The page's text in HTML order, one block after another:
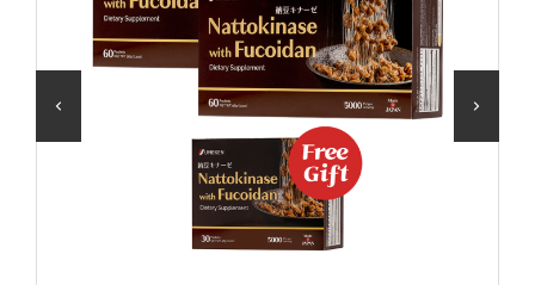
Google
SNS 로그인 이용약관
여성 건강
부모님 건강